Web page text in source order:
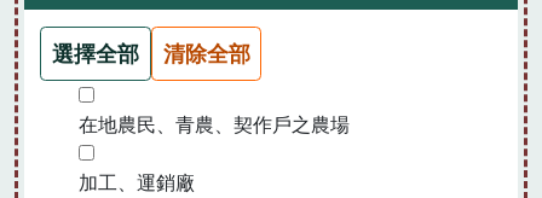
選擇全部 清除全部
在地農民、青農、契作戶之農場
加工、運銷廠